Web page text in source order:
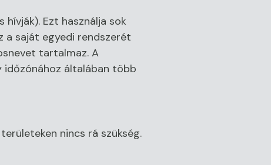
hívják). Ezt használja sok
a saját egyedi rendszerét
tartalmaz. A
időzónához általában több
nincs rá szükség.